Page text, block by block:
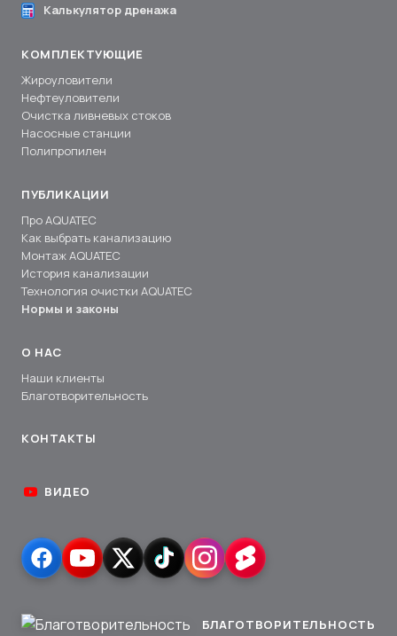
Калькулятор дренажа
КОМПЛЕКТУЮЩИЕ
Жироуловители
Нефтеуловители
Очистка ливневых стоков
Насосные станции
Полипропилен
ПУБЛИКАЦИИ
Про AQUATEC
Как выбрать канализацию
Монтаж AQUATEC
История канализации
Технология очистки AQUATEC
Нормы и законы
О НАС
Наши клиенты
Благотворительность
КОНТАКТЫ
ВИДЕО
БЛАГОТВОРИТЕЛЬНОСТЬ